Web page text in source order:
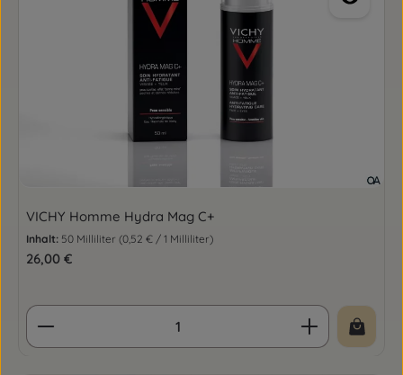
VICHY Homme Hydra Mag C+
Inhalt: 50 Milliliter (0,52 € / 1 Milliliter)
Regulärer Preis:
26,00 €
Produkt Anzahl: Gib den gewünschten Wert